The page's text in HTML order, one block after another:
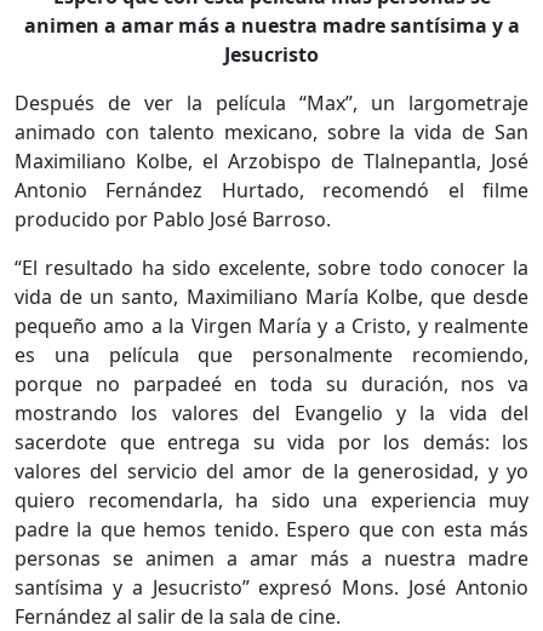
animen a amar más a nuestra madre santísima y a
Jesucristo
Después de ver la película “Max”, un largometraje
animado con talento mexicano, sobre la vida de San
Maximiliano Kolbe, el Arzobispo de Tlalnepantla, José
Antonio Fernández Hurtado, recomendó el filme
producido por Pablo José Barroso.
“El resultado ha sido excelente, sobre todo conocer la
vida de un santo, Maximiliano María Kolbe, que desde
pequeño amo a la Virgen María y a Cristo, y realmente
es una película que personalmente recomiendo,
porque no parpadeé en toda su duración, nos va
mostrando los valores del Evangelio y la vida del
sacerdote que entrega su vida por los demás: los
valores del servicio del amor de la generosidad, y yo
quiero recomendarla, ha sido una experiencia muy
padre la que hemos tenido. Espero que con esta más
personas se animen a amar más a nuestra madre
santísima y a Jesucristo” expresó Mons. José Antonio
Fernández al salir de la sala de cine.